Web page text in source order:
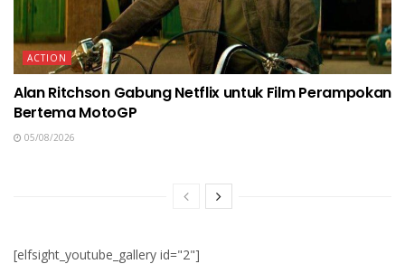
ACTION
Alan Ritchson Gabung Netflix untuk Film Perampokan
Bertema MotoGP
05/08/2026
[elfsight_youtube_gallery id="2"]